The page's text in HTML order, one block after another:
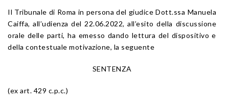
Il Tribunale di Roma in persona del giudice Dott.ssa Manuela
Caiffa, all’udienza del 22.06.2022, all’esito della discussione
orale delle parti, ha emesso dando lettura del dispositivo e
della contestuale motivazione, la seguente
SENTENZA
(ex art. 429 c.p.c.)